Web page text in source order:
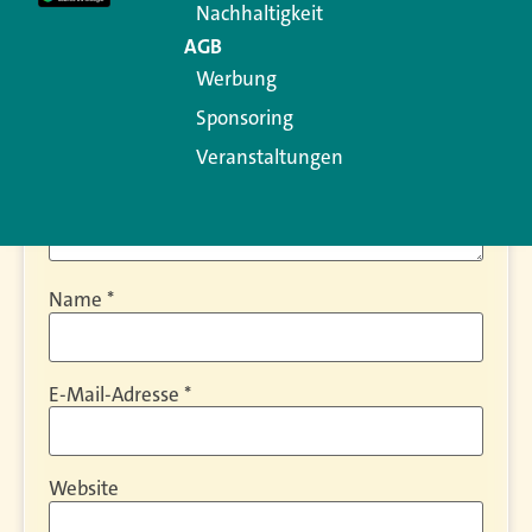
Name *
E-Mail-Adresse *
Website
Nachhaltigkeit
AGB
Werbung
Sponsoring
Veranstaltungen